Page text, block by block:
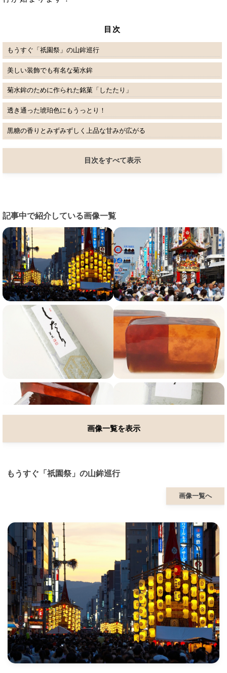
目次
もうすぐ「祇園祭」の山鉾巡行
美しい装飾でも有名な菊水鉾
菊水鉾のために作られた銘菓「したたり」
透き通った琥珀色にもうっとり！
黒糖の香りとみずみずしく上品な甘みが広がる
目次をすべて表示
記事中で紹介している画像一覧
画像一覧を表示
もうすぐ「祇園祭」の山鉾巡行
画像一覧へ